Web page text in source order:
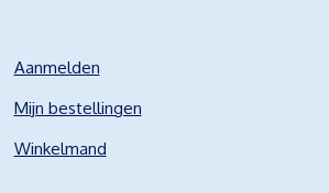
Aanmelden
Mijn bestellingen
Winkelmand